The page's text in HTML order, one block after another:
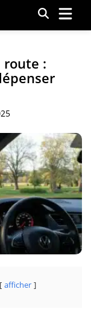
Menu
route :
afficher